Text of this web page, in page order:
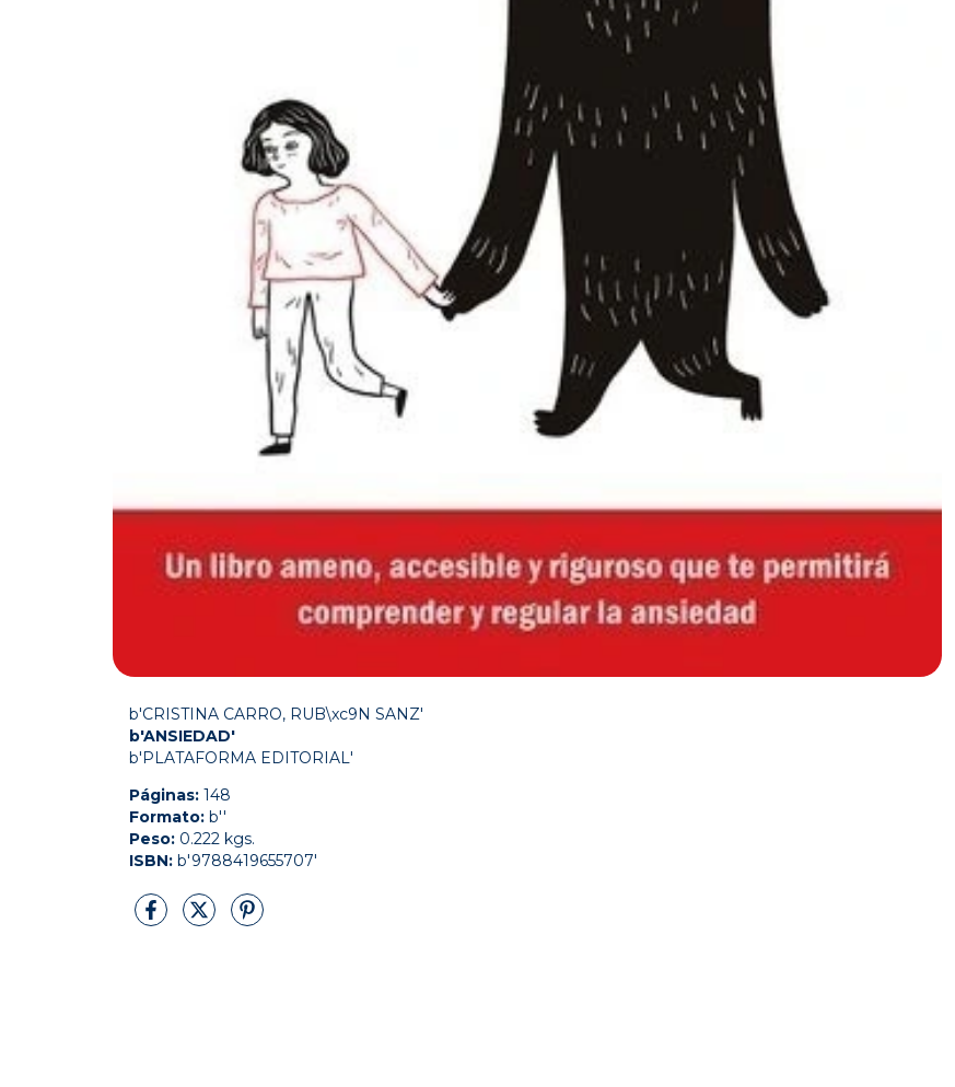
b'CRISTINA CARRO, RUB\xc9N SANZ'
b'ANSIEDAD'
b'PLATAFORMA EDITORIAL'
Páginas: 148
Formato: b''
Peso: 0.222 kgs.
ISBN: b'9788419655707'